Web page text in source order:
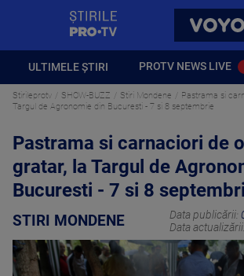
VOYO
ULTIMELE ȘTIRI PROTV NEWS LIVE
Stirileprotv SHOW-BUZZ Stiri Mondene
Pastrama si
Targul de Agronomie din Bucuresti - 7 si 8 septembrie
Pastrama si carnaciori de
gratar, la Targul de
Bucuresti - 7 si 8
STIRI MONDENE Data publicării:
Data actualizării: